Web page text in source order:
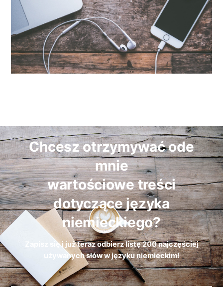
Chcesz otrzymywać ode
mnie
wartościowe treści
dotyczące języka
niemieckiego?
Zapisz się i już teraz odbierzlistę200 najczęściej
używanych słów w języku niemieckim!